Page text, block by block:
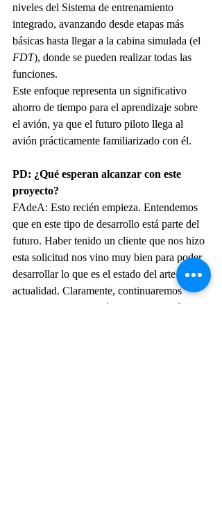
niveles del Sistema de entrenamiento
integrado, avanzando desde etapas más
básicas hasta llegar a la cabina simulada (el
FDT), donde se pueden realizar todas las
funciones.
Este enfoque representa un significativo
ahorro de tiempo para el aprendizaje sobre
el avión, ya que el futuro piloto llega al
avión prácticamente familiarizado con él.
PD: ¿Qué esperan alcanzar con este
proyecto?
FAdeA: Esto recién empieza. Entendemos
que en este tipo de desarrollo está parte del
futuro. Haber tenido un cliente que nos hizo
esta solicitud nos vino muy bien para poder
desarrollar lo que es el estado del arte en la
actualidad. Claramente, continuaremos
nuestro trabajo a través de investigación y